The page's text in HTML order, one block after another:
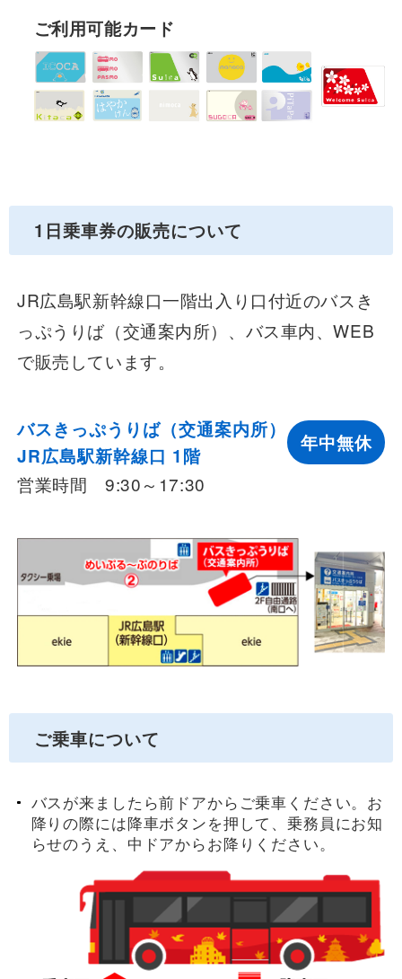
ご利用可能カード
1日乗車券の販売について
JR広島駅新幹線口一階出入り口付近のバスき
っぷうりば（交通案内所）、バス車内、WEB
で販売しています。
バスきっぷうりば（交通案内所）
JR広島駅新幹線口 1階
年中無休
営業時間 9:30～17:30
ご乗車について
バスが来ましたら前ドアからご乗車ください。お
降りの際には降車ボタンを押して、乗務員にお知
らせのうえ、中ドアからお降りください。